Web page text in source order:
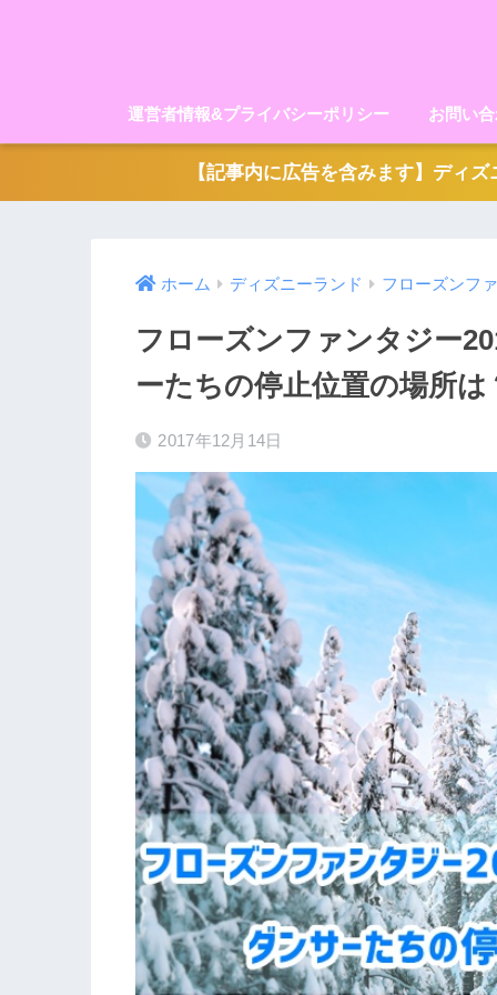
運営者情報&プライバシーポリシー お問い
【記事内に広告を含みます】ディ
ホーム ディズニーランド フローズンフ
フローズンファンタジー
ーたちの停止位置の場所は
2017年12月14日